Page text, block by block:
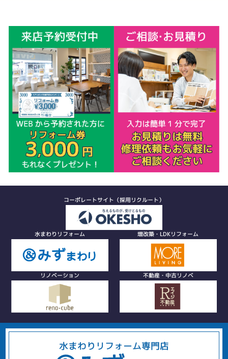
コーポレートサイト（採用リクルート）
水まわりリフォーム 増改築・LDKリフォーム
リノベーション 不動産・中古リノベ
水まわりリフォーム専門店